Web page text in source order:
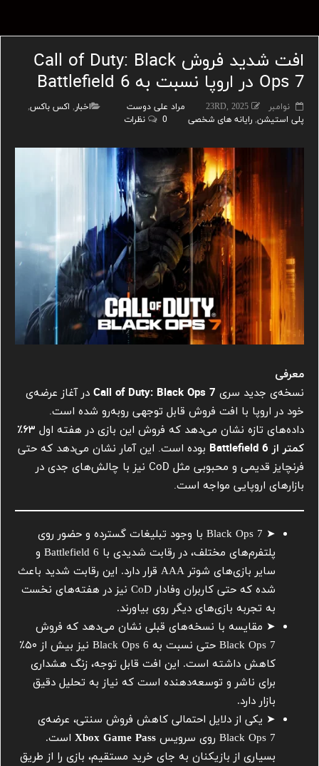
افت شدید فروش Call of Duty: Black
Ops 7 در اروپا نسبت به Battlefield 6
نوامبر 23RD, 2025 مراد علی دوست اخبار, اکس باکس,
پلی استیشن, رایانه های شخصی 0 نظرات
معرفی
نسخه‌ی جدید سری Call of Duty: Black Ops 7 در آغاز عرضه‌ی
خود در اروپا با افت فروش قابل توجهی روبه‌رو شده است.
داده‌های تازه نشان می‌دهد که فروش این بازی در هفته اول
۶۳٪
کمتر از Battlefield 6
بوده است. این آمار نشان می‌دهد که حتی
فرنچایز قدیمی و محبوبی مثل CoD نیز با چالش‌های جدی در
بازارهای اروپایی مواجه است.
➤ Black Ops 7 با وجود تبلیغات گسترده و حضور روی
پلتفرم‌های مختلف، در رقابت شدیدی با Battlefield 6 و
سایر بازی‌های شوتر AAA قرار دارد. این رقابت شدید باعث
شده که حتی کاربران وفادار CoD نیز در هفته‌های نخست
به تجربه بازی‌های دیگر روی بیاورند.
➤ مقایسه با نسخه‌های قبلی نشان می‌دهد که فروش
Black Ops 7 حتی نسبت به Black Ops 6 نیز بیش از ۵۰٪
کاهش داشته است. این افت قابل توجه، زنگ هشداری
برای ناشر و توسعه‌دهنده است که نیاز به تحلیل دقیق
بازار دارد.
➤ یکی از دلایل احتمالی کاهش فروش سنتی، عرضه‌ی
Black Ops 7 روی سرویس
Xbox Game Pass است.
بسیاری از بازیکنان به جای خرید مستقیم، بازی را از طریق